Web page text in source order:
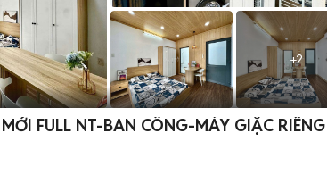
+2
FULL NT-BAN CÔNG-MÁY GIẶC RIÊNG